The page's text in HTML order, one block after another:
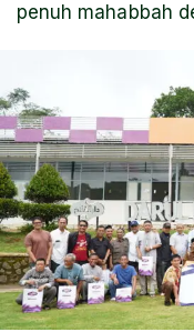
penuh mahabbah